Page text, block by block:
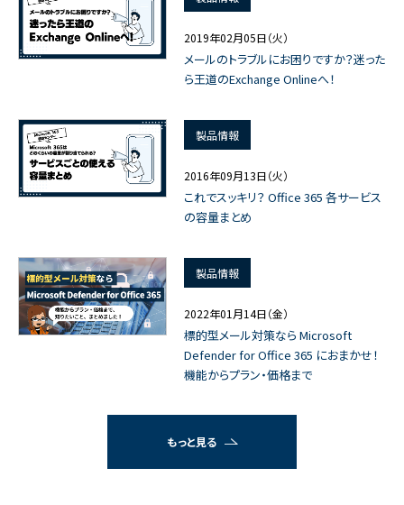
2019年02月05日（火）
メールのトラブルにお困りですか？迷った
ら王道のExchange Onlineへ！
製品情報
2016年09月13日（火）
これでスッキリ？ Office 365 各サービス
の容量まとめ
製品情報
2022年01月14日（金）
標的型メール対策なら Microsoft
Defender for Office 365 におまかせ！
機能からプラン・価格まで
もっと見る